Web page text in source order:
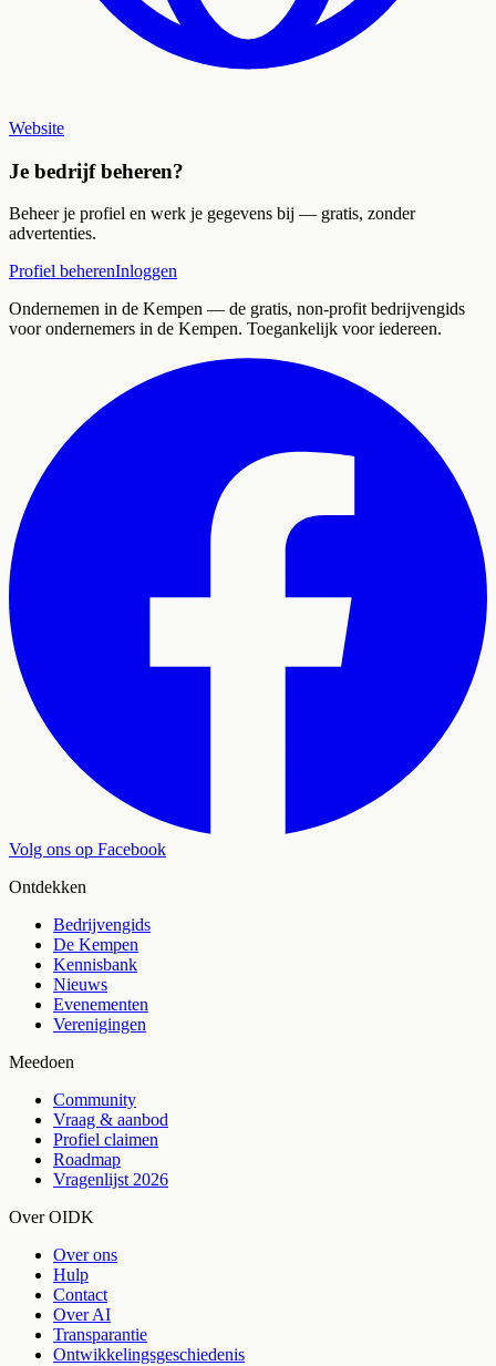
Website
Je bedrijf beheren?
Beheer je profiel en werk je gegevens bij — gratis, zonder
advertenties.
Profiel beherenInloggen
Ondernemen in de Kempen — de gratis, non-profit bedrijvengids
voor ondernemers in de Kempen. Toegankelijk voor iedereen.
Volg ons op Facebook
Ontdekken
Bedrijvengids
De Kempen
Kennisbank
Nieuws
Evenementen
Verenigingen
Meedoen
Community
Vraag & aanbod
Profiel claimen
Roadmap
Vragenlijst 2026
Over OIDK
Over ons
Hulp
Contact
Over AI
Transparantie
Ontwikkelingsgeschiedenis